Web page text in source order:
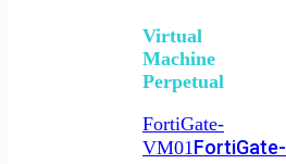
Virtual
Machine
Perpetual
FortiGate-
VM01FortiGate-